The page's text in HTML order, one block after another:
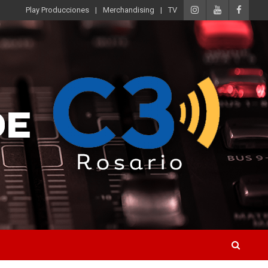
Play Producciones Merchandising TV